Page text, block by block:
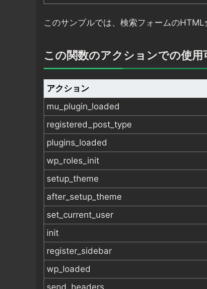
このサンプルでは、検索フォームの
この関数のアクションでの使用
アクション
mu_plugin_loaded
registered_post_type
plugins_loaded
wp_roles_init
setup_theme
after_setup_theme
set_current_user
init
register_sidebar
wp_loaded